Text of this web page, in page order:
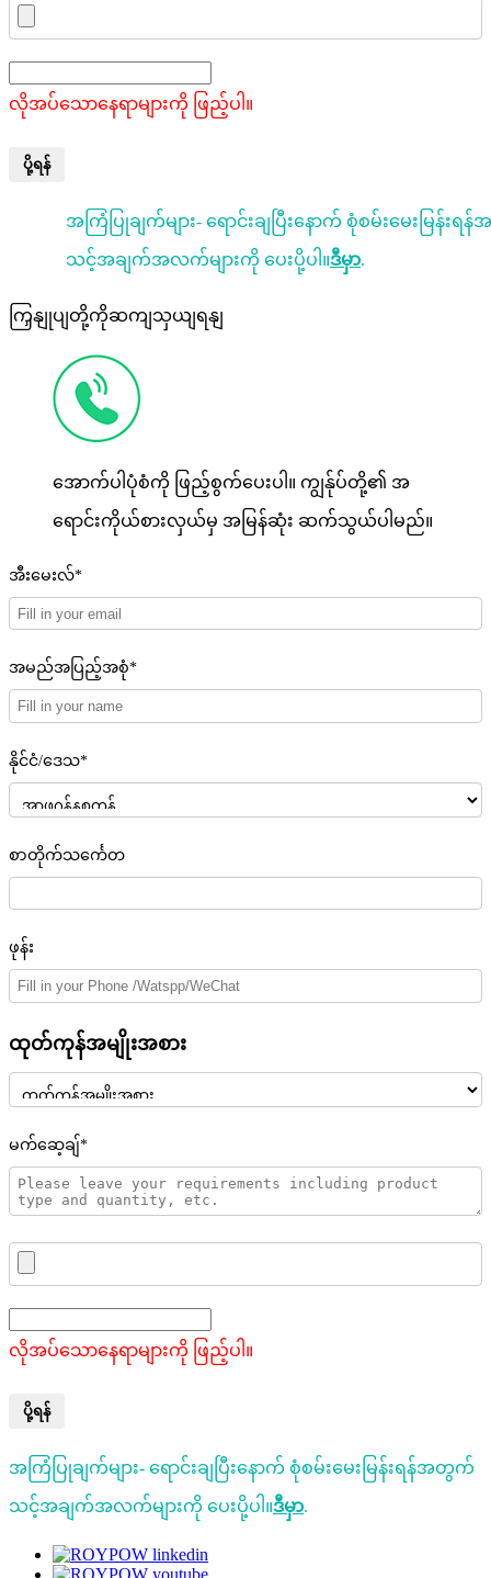
လိုအပ်သောနေရာများကို ဖြည့်ပါ။
ပို့ရန်
အကြံပြုချက်များ- ရောင်းချပြီးနောက် စုံစမ်းမေးမြန်း
သင့်အချက်အလက်များကို ပေးပို့ပါ။ဒီမှာ.
ကြှနျုပျတို့ကိုဆကျသှယျရနျ
အောက်ပါပုံစံကို ဖြည့်စွက်ပေးပါ။ ကျွန်ုပ်တို့၏ အ
ရောင်းကိုယ်စားလှယ်မှ အမြန်ဆုံး ဆက်သွယ်ပါမည်။
အီးမေးလ်*
အမည်အပြည့်အစုံ*
နိုင်ငံ/ဒေသ*
စာတိုက်သင်္ကေတ
ဖုန်း
ထုတ်ကုန်အမျိုးအစား
မက်ဆေ့ချ်*
လိုအပ်သောနေရာများကို ဖြည့်ပါ။
ပို့ရန်
အကြံပြုချက်များ- ရောင်းချပြီးနောက် စုံစမ်းမေးမြန်းရန်အတွက်
သင့်အချက်အလက်များကို ပေးပို့ပါ။ဒီမှာ.